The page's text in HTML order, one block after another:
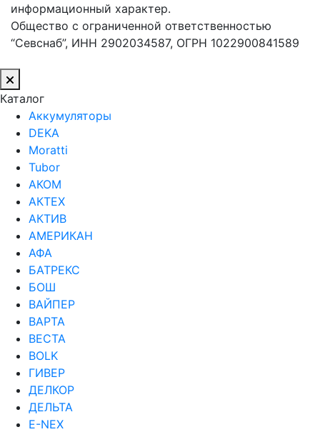
информационный характер.
Общество с ограниченной ответственностью
“Севснаб”, ИНН 2902034587, ОГРН 1022900841589
Каталог
Аккумуляторы
DEKA
Moratti
Tubor
АКОМ
АКТЕХ
АКТИВ
АМЕРИКАН
АФА
БАТРЕКС
БОШ
ВАЙПЕР
ВАРТА
ВЕСТА
ВОLK
ГИВЕР
ДЕЛКОР
ДЕЛЬТА
Е-NEX